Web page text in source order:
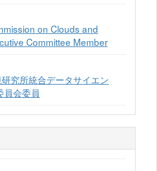
on Clouds and
Committee Member
究所統合データサイエン
員会委員